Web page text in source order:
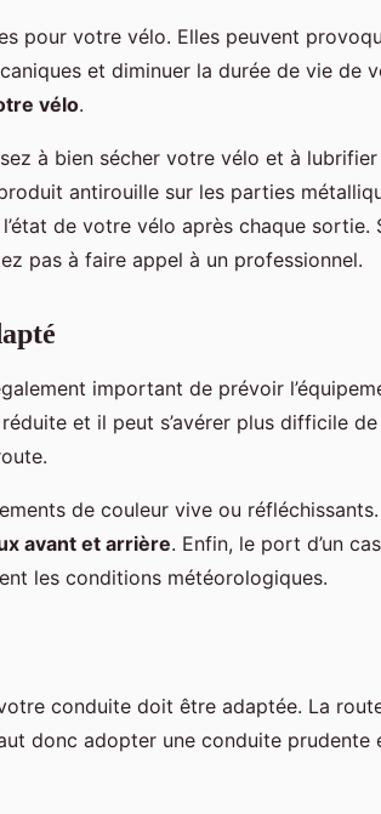
pour votre vélo. Elles peuvent
et diminuer la durée de vie de
vélo.
à bien sécher votre vélo et à lubrifier
antirouille sur les parties
de votre vélo après chaque sortie.
pas à faire appel à un professionnel.
important de prévoir
et il peut s’avérer plus difficile
de couleur vive ou réfléchissants.
avant et arrière. Enfin, le port d’un
les conditions météorologiques.
conduite doit être adaptée. La
donc adopter une conduite prudente